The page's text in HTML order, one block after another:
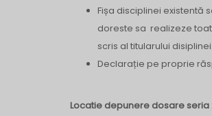
Fișa disciplinei existentă
doreste sa realizeze
scris al titularului disiplinei.
Declarație pe proprie
Locatie depunere dosare seria